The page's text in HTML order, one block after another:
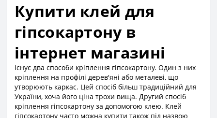
Купити клей для
гіпсокартону в
інтернет магазині
Існує два способи кріплення гіпсокартону. Один з них
кріплення на профілі дерев'яні або металеві, що
утворюють каркас. Цей спосіб більш традиційний для
України, хоча його ціна трохи вища. Другий спосіб
кріплення гіпсокартону за допомогою клею. Клей
гіпсокартону часто можна купити також під назвою